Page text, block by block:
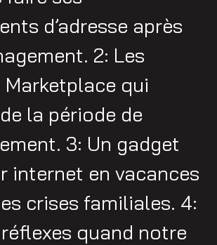
d’adresse après
2: Les
Marketplace qui
la période de
3: Un gadget
internet en vacances
crises familiales. 4:
quand notre